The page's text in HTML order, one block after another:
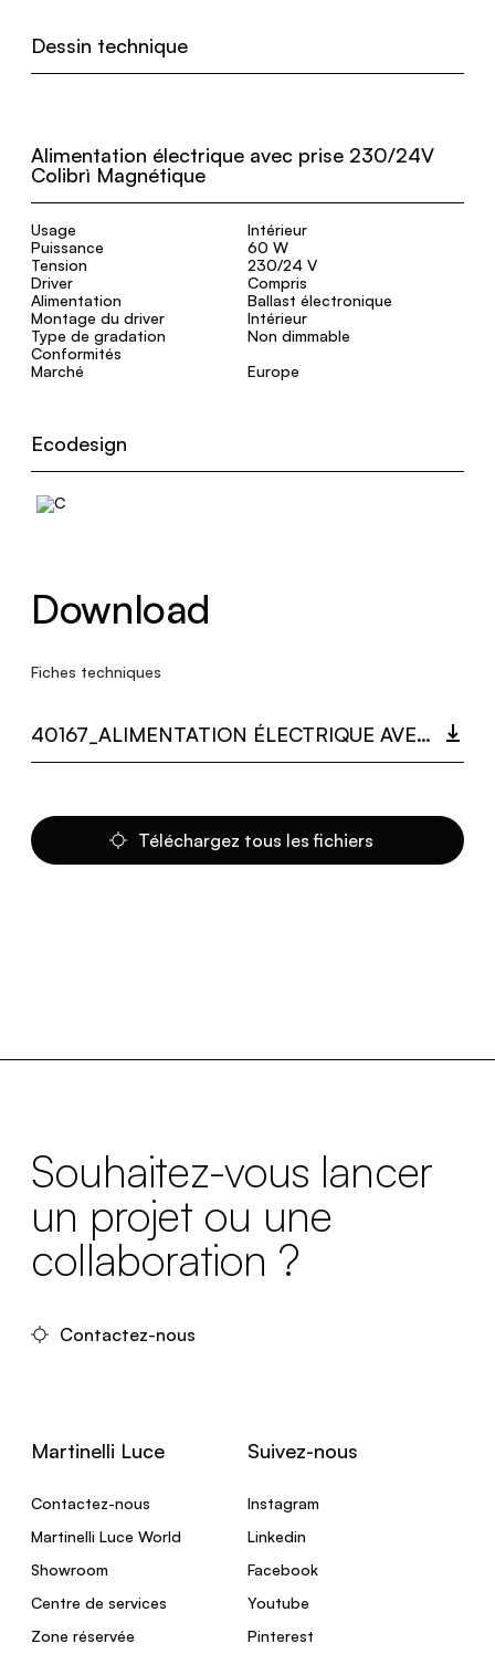
Dessin technique
Alimentation électrique avec prise 230/24V
Colibrì Magnétique
Usage
Intérieur
Puissance
60 W
Tension
230/24 V
Driver
Compris
Alimentation
Ballast électronique
Montage du driver
Intérieur
Type de gradation
Non dimmable
Conformités
Marché
Europe
Ecodesign
Download
Fiches techniques
40167_ALIMENTATION ÉLECTRIQUE AVEC PRISE 230-24V COLIBRÌ MAGNÉTIQUE.PDF
Téléchargez tous les fichiers
Souhaitez-vous lancer
un projet ou une
collaboration ?
Contactez-nous
Martinelli Luce
Contactez-nous
Martinelli Luce World
Showroom
Centre de services
Zone réservée
Suivez-nous
Instagram
Linkedin
Facebook
Youtube
Pinterest